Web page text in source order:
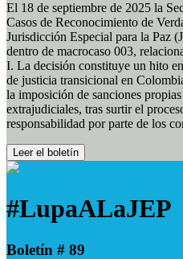
El 18 de septiembre de 2025 la
Casos de Reconocimiento de
Jurisdicción Especial para la Paz
dentro de macrocaso 003,
I. La decisión constituye un hito
de justicia transicional en
la imposición de sanciones
extrajudiciales, tras surtir el
responsabilidad por parte de los
Leer el boletín
#LupaALaJEP
Boletín # 89